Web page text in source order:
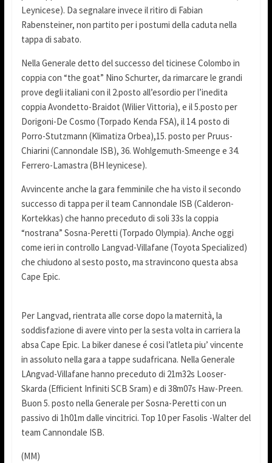
Leynicese). Da segnalare invece il ritiro di Fabian
Rabensteiner, non partito per i postumi della caduta nella
tappa di sabato.
Nella Generale detto del successo del ticinese Colombo in
coppia con “the goat” Nino Schurter, da rimarcare le grandi
prove degli italiani con il 2.posto all’esordio per l’inedita
coppia Avondetto-Braidot (Wilier Vittoria), e il 5.posto per
Dorigoni-De Cosmo (Torpado Kenda FSA), il 14. posto di
Porro-Stutzmann (Klimatiza Orbea),15. posto per Pruus-
Chiarini (Cannondale ISB), 36. Wohlgemuth-Smeenge e 34.
Ferrero-Lamastra (BH leynicese).
Avvincente anche la gara femminile che ha visto il secondo
successo di tappa per il team Cannondale ISB (Calderon-
Kortekkas) che hanno preceduto di soli 33s la coppia
“nostrana” Sosna-Peretti (Torpado Olympia). Anche oggi
come ieri in controllo Langvad-Villafane (Toyota Specialized)
che chiudono al sesto posto, ma stravincono questa absa
Cape Epic.
Per Langvad, rientrata alle corse dopo la maternità, la
soddisfazione di avere vinto per la sesta volta in carriera la
absa Cape Epic. La biker danese é cosi l’atleta piu’ vincente
in assoluto nella gara a tappe sudafricana. Nella Generale
LAngvad-Villafane hanno preceduto di 21m32s Looser-
Skarda (Efficient Infiniti SCB Sram) e di 38m07s Haw-Preen.
Buon 5. posto nella Generale per Sosna-Peretti con un
passivo di 1h01m dalle vincitrici. Top 10 per Fasolis -Walter del
team Cannondale ISB.
(MM)